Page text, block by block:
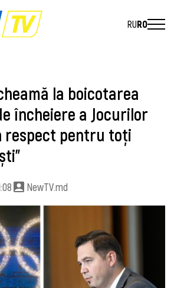
RURO
la boicotarea
încheiere a Jocurilor
respect pentru toți
NewTV.md